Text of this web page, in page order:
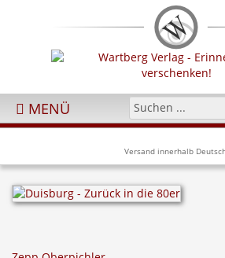
MENÜ
Versand innerhalb